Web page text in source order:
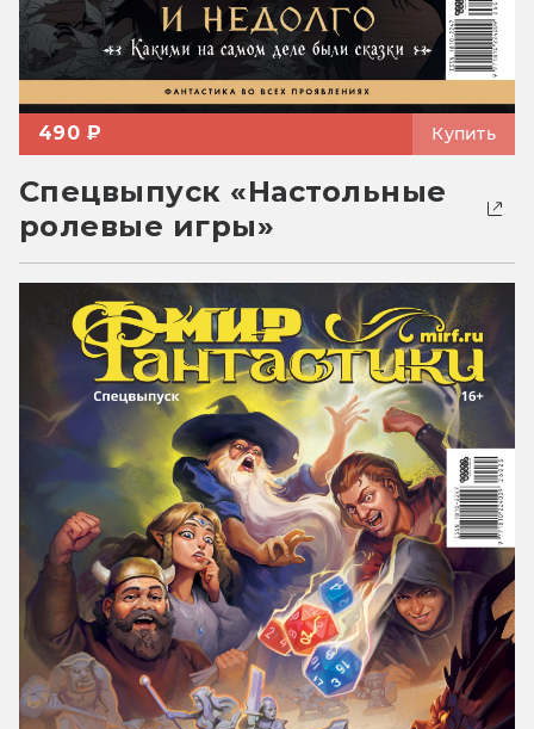
490 ₽ Купить
Спецвыпуск «Настольные
ролевые игры»